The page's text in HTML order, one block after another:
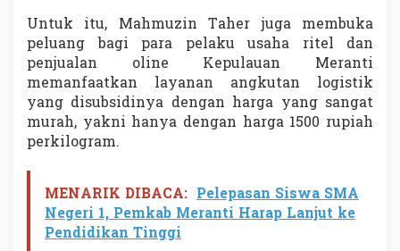
Untuk itu, Mahmuzin Taher juga membuka
peluang bagi para pelaku usaha ritel dan
penjualan oline Kepulauan Meranti
memanfaatkan layanan angkutan logistik
yang disubsidinya dengan harga yang sangat
murah, yakni hanya dengan harga 1500 rupiah
perkilogram.
MENARIK DIBACA: Pelepasan Siswa SMA
Negeri 1, Pemkab Meranti Harap Lanjut ke
Pendidikan Tinggi